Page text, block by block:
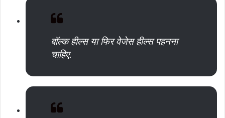
बॉल्क हील्स या फिर वेजेस हील्स पहनना
चाहिए.